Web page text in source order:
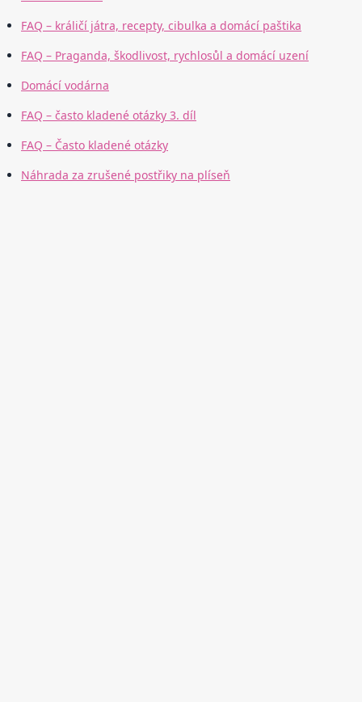
FAQ – králičí játra, recepty, cibulka a domácí paštika
FAQ – Praganda, škodlivost, rychlosůl a domácí uzení
Domácí vodárna
FAQ – často kladené otázky 3. díl
FAQ – Často kladené otázky
Náhrada za zrušené postřiky na plíseň